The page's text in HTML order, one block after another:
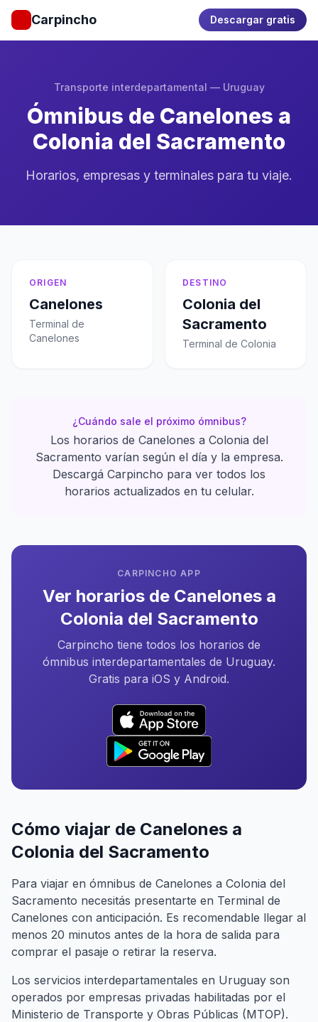
Carpincho Descargar gratis
Transporte interdepartamental — Uruguay
Ómnibus de Canelones a
Colonia del Sacramento
Horarios, empresas y terminales para tu viaje.
ORIGEN
Canelones
Terminal de
Canelones
DESTINO
Colonia del
Sacramento
Terminal de Colonia
¿Cuándo sale el próximo ómnibus?
Los horarios de Canelones a Colonia del
Sacramento varían según el día y la empresa.
Descargá Carpincho para ver todos los
horarios actualizados en tu celular.
CARPINCHO APP
Ver horarios de Canelones a
Colonia del Sacramento
Carpincho tiene todos los horarios de
ómnibus interdepartamentales de Uruguay.
Gratis para iOS y Android.
Cómo viajar de Canelones a
Colonia del Sacramento
Para viajar en ómnibus de Canelones a Colonia del
Sacramento necesitás presentarte en Terminal de
Canelones con anticipación. Es recomendable llegar al
menos 20 minutos antes de la hora de salida para
comprar el pasaje o retirar la reserva.
Los servicios interdepartamentales en Uruguay son
operados por empresas privadas habilitadas por el
Ministerio de Transporte y Obras Públicas (MTOP).